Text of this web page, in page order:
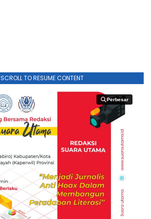
SCROLL TO RESUME CONTENT
Perbesar
Perbesar